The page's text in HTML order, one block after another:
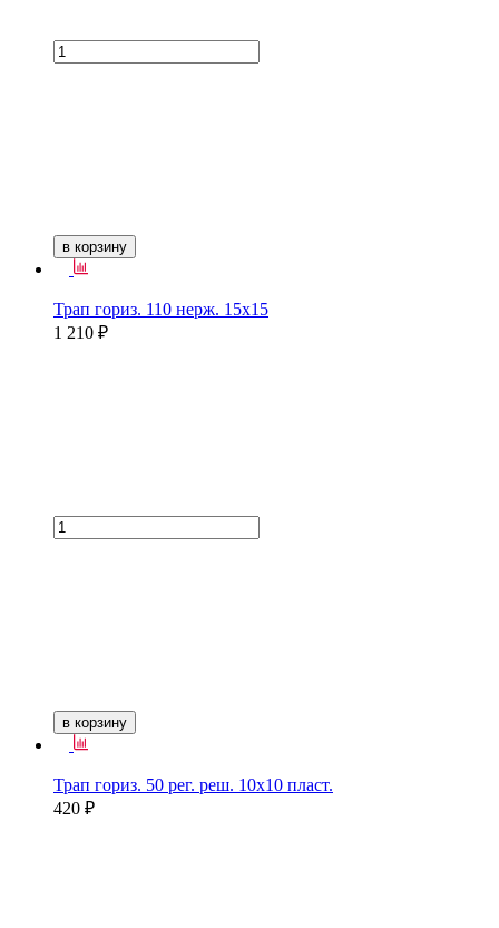
в корзину
Трап гориз. 110 нерж. 15х15
1 210 ₽
в корзину
Трап гориз. 50 рег. реш. 10х10 пласт.
420 ₽